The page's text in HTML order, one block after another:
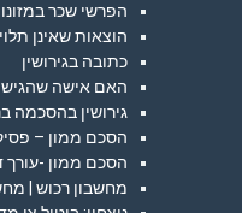
הפרשי שכר
הוצאות שאינן
כתובה בגירושין
האם אישה
גירושין בהסכמה
הסכם ממון – פסיקה
הסכם ממון -עורך
מחשבון רכוש |